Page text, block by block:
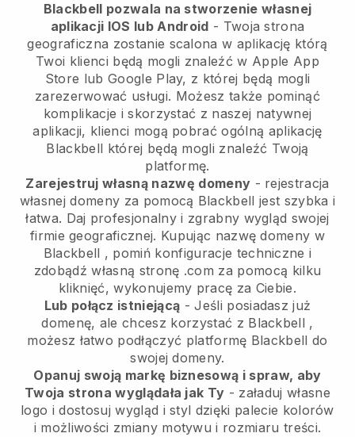
Blackbell pozwala na stworzenie własnej
aplikacji IOS lub Android - Twoja strona
geograficzna zostanie scalona w aplikację którą
Twoi klienci będą mogli znaleźć w Apple App
Store lub Google Play, z której będą mogli
zarezerwować usługi. Możesz także pominąć
komplikacje i skorzystać z naszej natywnej
aplikacji, klienci mogą pobrać ogólną aplikację
Blackbell której będą mogli znaleźć Twoją
platformę.
Zarejestruj własną nazwę domeny - rejestracja
własnej domeny za pomocą Blackbell jest szybka i
łatwa. Daj profesjonalny i zgrabny wygląd swojej
firmie geograficznej. Kupując nazwę domeny w
Blackbell , pomiń konfiguracje techniczne i
zdobądź własną stronę .com za pomocą kilku
kliknięć, wykonujemy pracę za Ciebie.
Lub połącz istniejącą - Jeśli posiadasz już
domenę, ale chcesz korzystać z Blackbell ,
możesz łatwo podłączyć platformę Blackbell do
swojej domeny.
Opanuj swoją markę biznesową i spraw, aby
Twoja strona wyglądała jak Ty - załaduj własne
logo i dostosuj wygląd i styl dzięki palecie kolorów
i możliwości zmiany motywu i rozmiaru treści.